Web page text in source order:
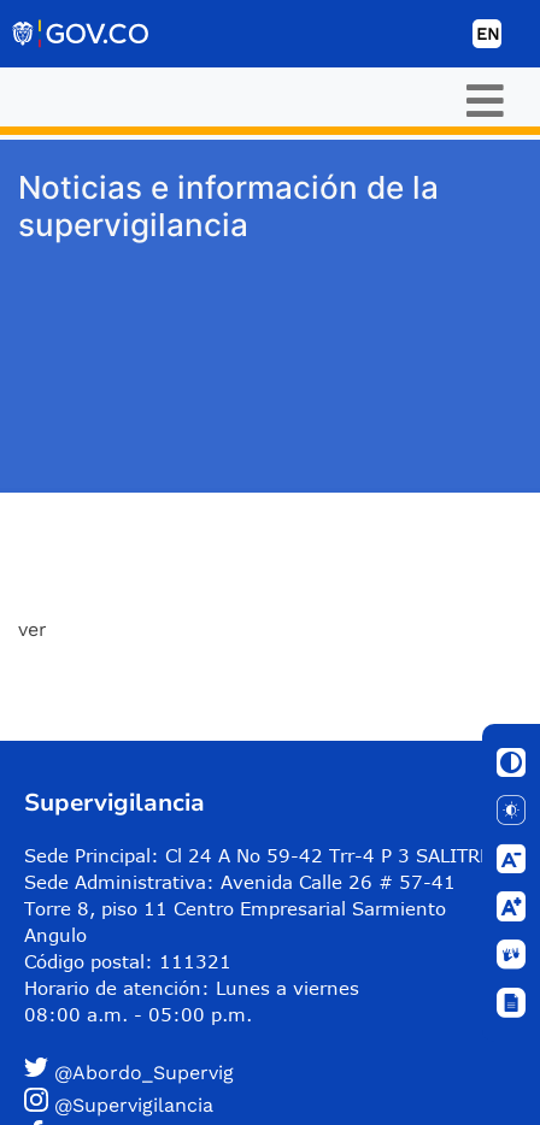
EN
Noticias e información de la
supervigilancia
ver
Supervigilancia
Sede Principal: Cl 24 A No 59-42 Trr-4 P 3 SALITRE
Sede Administrativa: Avenida Calle 26 # 57-41
Torre 8, piso 11 Centro Empresarial Sarmiento
Angulo
Código postal: 111321
Horario de atención: Lunes a viernes
08:00 a.m. - 05:00 p.m.
@Abordo_Supervig
@Supervigilancia